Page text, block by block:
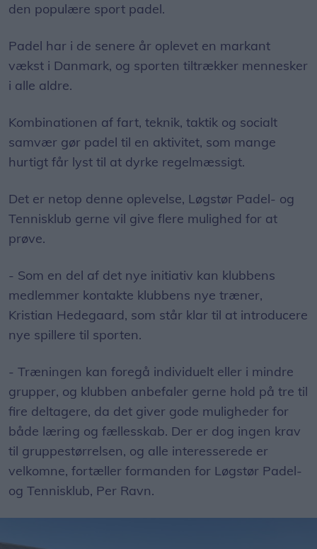
den populære sport padel.
Padel har i de senere år oplevet en markant
vækst i Danmark, og sporten tiltrækker mennesker
i alle aldre.
Kombinationen af fart, teknik, taktik og socialt
samvær gør padel til en aktivitet, som mange
hurtigt får lyst til at dyrke regelmæssigt.
Det er netop denne oplevelse, Løgstør Padel- og
Tennisklub gerne vil give flere mulighed for at
prøve.
- Som en del af det nye initiativ kan klubbens
medlemmer kontakte klubbens nye træner,
Kristian Hedegaard, som står klar til at introducere
nye spillere til sporten.
- Træningen kan foregå individuelt eller i mindre
grupper, og klubben anbefaler gerne hold på tre til
fire deltagere, da det giver gode muligheder for
både læring og fællesskab. Der er dog ingen krav
til gruppestørrelsen, og alle interesserede er
velkomne, fortæller formanden for Løgstør Padel-
og Tennisklub, Per Ravn.